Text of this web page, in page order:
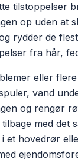
tilstoppelser
op uden at
rydder de
fra hår,
eller
vand
og rengør
med det
i et hovedrør